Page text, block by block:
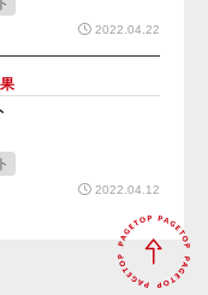
2022.04.22
2022.04.12